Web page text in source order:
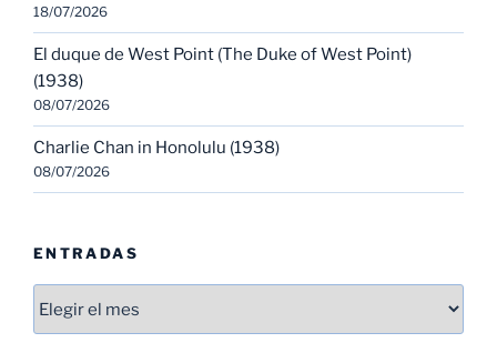
18/07/2026
El duque de West Point (The Duke of West Point)
(1938)
08/07/2026
Charlie Chan in Honolulu (1938)
08/07/2026
ENTRADAS